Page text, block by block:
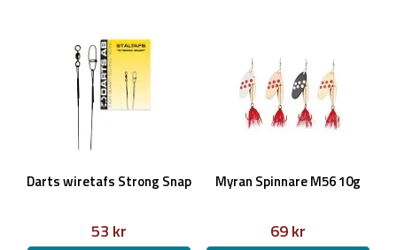
Darts wiretafs Strong Snap
53 kr
Myran Spinnare M56 10g
69 kr